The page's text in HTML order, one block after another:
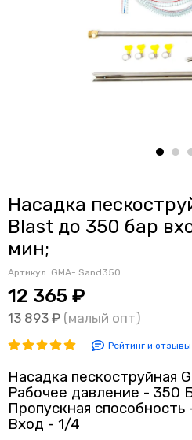
Насадка
Blast до 350 бар
мин;
Артикул: GMA- Sand350
12 365 ₽
13 893 ₽ (малый опт)
Рейтинг и отзывы
Насадка пескоструйная
Рабочее давление - 350
Пропускная
Вход - 1/4